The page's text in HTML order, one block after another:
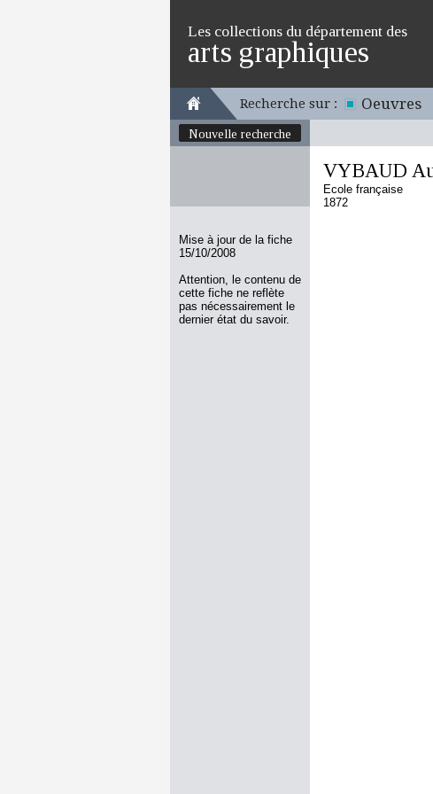
Les collections du département des
arts graphiques
Recherche sur : Oeuvres
Nouvelle recherche
Mise à jour de la fiche
15/10/2008
Attention, le contenu de
cette fiche ne reflète
pas nécessairement le
dernier état du savoir.
VYBAUD
Ecole française
1872